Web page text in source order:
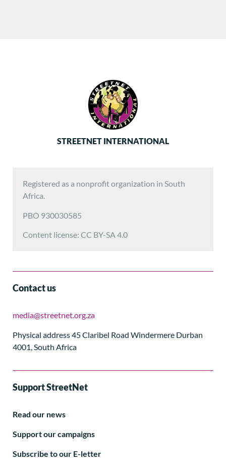
STREETNET INTERNATIONAL
Registered as a nonprofit organization in South
Africa.
PBO 930030585
Content license: CC BY-SA 4.0
Contact us
media@streetnet.org.za
Physical address 45 Claribel Road Windermere Durban
4001, South Africa
Support StreetNet
Read our news
Support our campaigns
Subscribe to our E-letter